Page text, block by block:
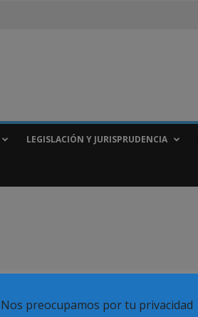
LEGISLACIÓN Y JURISPRUDENCIA
Nos preocupamos por tu privacidad